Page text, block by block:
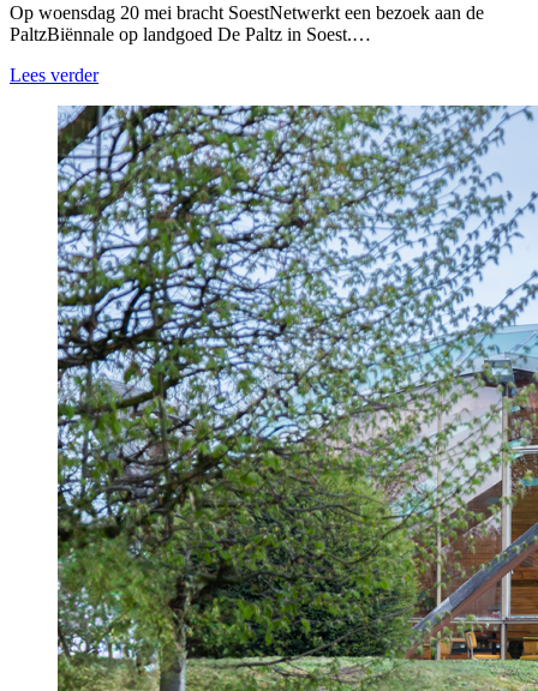
Op woensdag 20 mei bracht SoestNetwerkt een bezoek aan de
PaltzBiënnale op landgoed De Paltz in Soest.…
Lees verder